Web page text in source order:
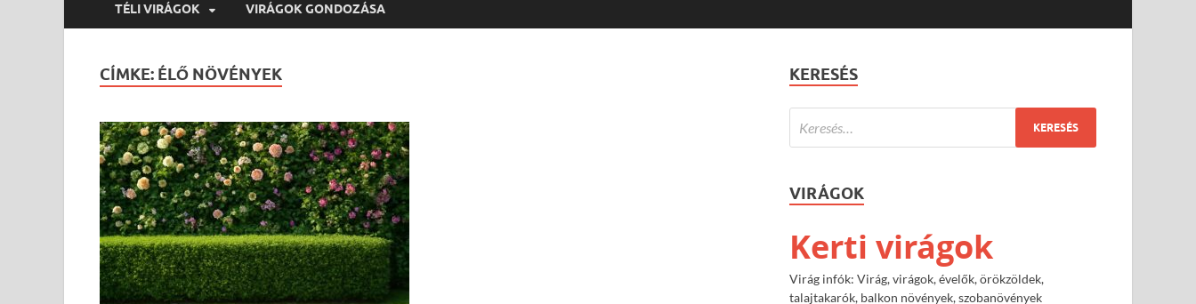
TÉLI VIRÁGOK VIRÁGOK GONDOZÁSA
CÍMKE: ÉLŐ NÖVÉNYEK KERESÉS
VIRÁGOK
Kerti virágok
Virág infók: Virág, virágok, évelők, örökzöldek,
talajtakarók, balkon növények, szobanövények